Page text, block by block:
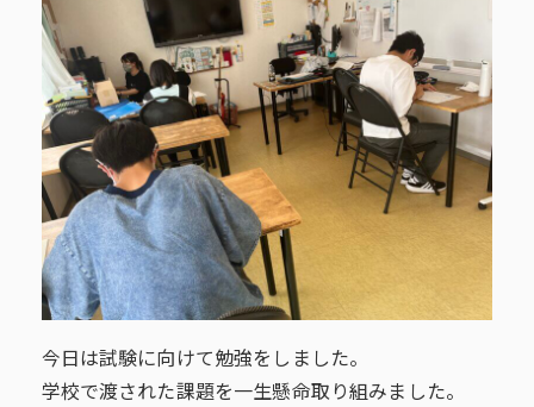
今日は試験に向けて勉強をしました。
学校で渡された課題を一生懸命取り組みました。